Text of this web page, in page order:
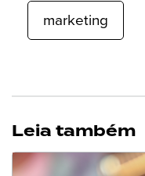
marketing
Leia também